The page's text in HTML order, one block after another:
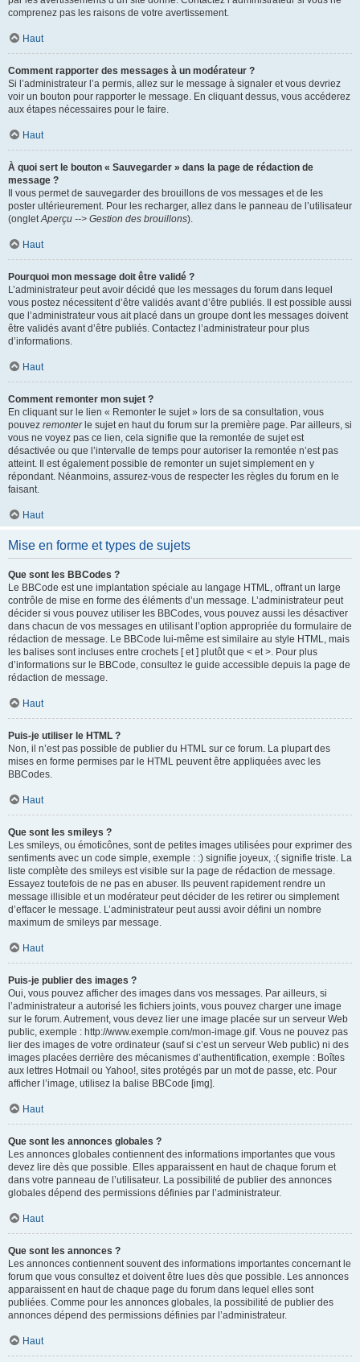
comprenez pas les raisons de votre avertissement.
Haut
Comment rapporter des messages à un modérateur ?
Si l’administrateur l’a permis, allez sur le message à signaler et vous devriez
voir un bouton pour rapporter le message. En cliquant dessus, vous accéderez
aux étapes nécessaires pour le faire.
Haut
À quoi sert le bouton « Sauvegarder » dans la page de rédaction de
message ?
Il vous permet de sauvegarder des brouillons de vos messages et de les
poster ultérieurement. Pour les recharger, allez dans le panneau de l’utilisateur
(ongletAperçu --> Gestion des brouillons).
Haut
Pourquoi mon message doit être validé ?
L’administrateur peut avoir décidé que les messages du forum dans lequel
vous postez nécessitent d’être validés avant d’être publiés. Il est possible aussi
que l’administrateur vous ait placé dans un groupe dont les messages doivent
être validés avant d’être publiés. Contactez l’administrateur pour plus
d’informations.
Haut
Comment remonter mon sujet ?
En cliquant sur le lien « Remonter le sujet » lors de sa consultation, vous
pouvez remonterle sujet en haut du forum sur la première page. Par ailleurs, si
vous ne voyez pas ce lien, cela signifie que la remontée de sujet est
désactivée ou que l’intervalle de temps pour autoriser la remontée n’est pas
atteint. Il est également possible de remonter un sujet simplement en y
répondant. Néanmoins, assurez-vous de respecter les règles du forum en le
faisant.
Haut
Mise en forme et types de sujets
Que sont les BBCodes ?
Le BBCode est une implantation spéciale au langage HTML, offrant un large
contrôle de mise en forme des éléments d’un message. L’administrateur peut
décider si vous pouvez utiliser les BBCodes, vous pouvez aussi les désactiver
dans chacun de vos messages en utilisant l’option appropriée du formulaire de
rédaction de message. Le BBCode lui-même est similaire au style HTML, mais
les balises sont incluses entre crochets [ et ] plutôt que < et >. Pour plus
d’informations sur le BBCode, consultez le guide accessible depuis la page de
rédaction de message.
Haut
Puis-je utiliser le HTML ?
Non, il n’est pas possible de publier du HTML sur ce forum. La plupart des
mises en forme permises par le HTML peuvent être appliquées avec les
BBCodes.
Haut
Que sont les smileys ?
Les smileys, ou émoticônes, sont de petites images utilisées pour exprimer des
sentiments avec un code simple, exemple : :) signifie joyeux, :( signifie triste. La
liste complète des smileys est visible sur la page de rédaction de message.
Essayez toutefois de ne pas en abuser. Ils peuvent rapidement rendre un
message illisible et un modérateur peut décider de les retirer ou simplement
d’effacer le message. L’administrateur peut aussi avoir défini un nombre
maximum de smileys par message.
Haut
Puis-je publier des images ?
Oui, vous pouvez afficher des images dans vos messages. Par ailleurs, si
l’administrateur a autorisé les fichiers joints, vous pouvez charger une image
sur le forum. Autrement, vous devez lier une image placée sur un serveur Web
public, exemple : http://www.exemple.com/mon-image.gif. Vous ne pouvez pas
lier des images de votre ordinateur (sauf si c’est un serveur Web public) ni des
images placées derrière des mécanismes d’authentification, exemple : Boîtes
aux lettres Hotmail ou Yahoo!, sites protégés par un mot de passe, etc. Pour
afficher l’image, utilisez la balise BBCode [img].
Haut
Que sont les annonces globales ?
Les annonces globales contiennent des informations importantes que vous
devez lire dès que possible. Elles apparaissent en haut de chaque forum et
dans votre panneau de l’utilisateur. La possibilité de publier des annonces
globales dépend des permissions définies par l’administrateur.
Haut
Que sont les annonces ?
Les annonces contiennent souvent des informations importantes concernant le
forum que vous consultez et doivent être lues dès que possible. Les annonces
apparaissent en haut de chaque page du forum dans lequel elles sont
publiées. Comme pour les annonces globales, la possibilité de publier des
annonces dépend des permissions définies par l’administrateur.
Haut